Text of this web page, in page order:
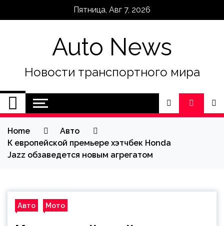
Пятница, Авг 7, 2026
Auto News
Новости транспортного мира
Home
Авто
К европейской премьере хэтчбек Honda
Jazz обзаведется новым агрегатом
Авто Мото